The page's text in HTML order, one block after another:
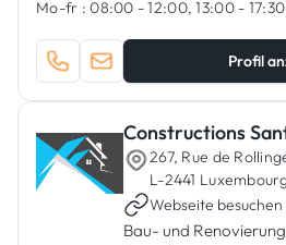
Mo-fr : 08:00 - 12:00, 13:00 -
Profil
Constructions
267, Rue de
L-2441
Webseite besuchen
Bau- und